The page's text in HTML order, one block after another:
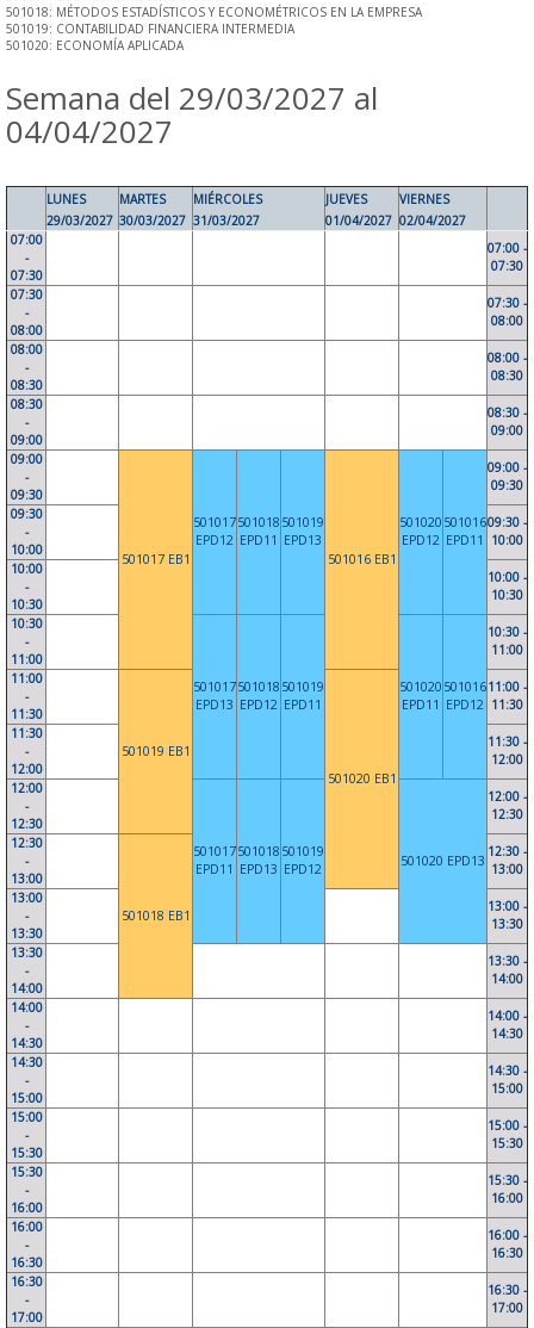
501018: MÉTODOS ESTADÍSTICOS Y ECONOMÉTRICOS EN LA EMPRESA
501019: CONTABILIDAD FINANCIERA INTERMEDIA
501020: ECONOMÍA APLICADA
Semana del 29/03/2027 al
04/04/2027
LUNES
29/03/2027
MARTES
30/03/2027
MIÉRCOLES
31/03/2027
JUEVES
01/04/2027
VIERNES
02/04/2027
07:00
-
07:30
07:00 -
07:30
07:30
-
08:00
07:30 -
08:00
08:00
-
08:30
08:00 -
08:30
08:30
-
09:00
08:30 -
09:00
09:00
-
09:30
501017 EB1
501017
EPD12
501018
EPD11
501019
EPD13
501016 EB1
501020
EPD12
501016
EPD11
09:00 -
09:30
09:30
-
10:00
09:30 -
10:00
10:00
-
10:30
10:00 -
10:30
10:30
-
11:00
501017
EPD13
501018
EPD12
501019
EPD11
501020
EPD11
501016
EPD12
10:30 -
11:00
11:00
-
11:30
501019 EB1
501020 EB1
11:00 -
11:30
11:30
-
12:00
11:30 -
12:00
12:00
-
12:30
501017
EPD11
501018
EPD13
501019
EPD12
501020 EPD13
12:00 -
12:30
12:30
-
13:00
501018 EB1
12:30 -
13:00
13:00
-
13:30
13:00 -
13:30
13:30
-
14:00
13:30 -
14:00
14:00
-
14:30
14:00 -
14:30
14:30
-
15:00
14:30 -
15:00
15:00
-
15:30
15:00 -
15:30
15:30
-
16:00
15:30 -
16:00
16:00
-
16:30
16:00 -
16:30
16:30
-
17:00
16:30 -
17:00